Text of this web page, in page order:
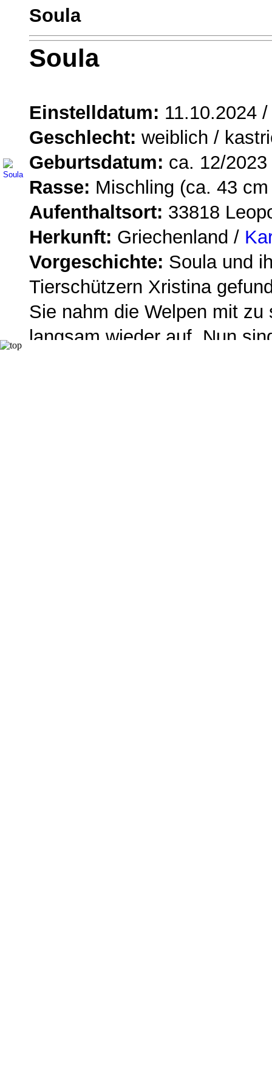
Soula
Soula
Einstelldatum: 11.10.2024
Geschlecht: weiblich /
Geburtsdatum: ca. 12/2023
Rasse: Mischling (ca. 43
Aufenthaltsort: 33818
Herkunft: Griechenland /
Vorgeschichte: Soula und
Tierschützern Xristina
Sie nahm die Welpen mit
langsam wieder auf. Nun